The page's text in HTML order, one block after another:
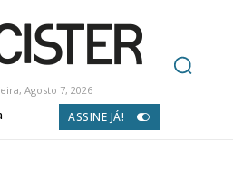
Agosto 7, 2026
ASSINE JÁ!